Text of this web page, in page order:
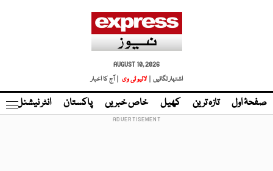
AUGUST 10, 2026
اشتہار لگائیں |
لائیو ٹی وی | آج کا اخبار
صفحۂ اول تازہ ترین کھیل خاص خبریں پاکستان انٹر نیشنل